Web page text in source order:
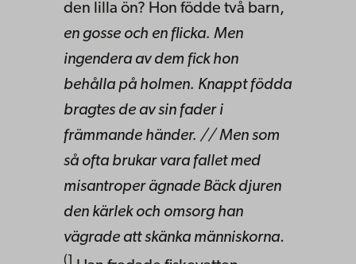
den lilla ön? Hon födde två barn,
en gosse och en flicka. Men
ingendera av dem fick hon
behålla på holmen. Knappt födda
bragtes de av sin fader i
främmande händer. // Men som
så ofta brukar vara fallet med
misantroper ägnade Bäck djuren
den kärlek och omsorg han
vägrade att skänka människorna.
(1